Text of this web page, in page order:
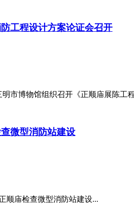
工程设计方案论证会召开
明市博物馆组织召开《正顺庙展陈
微型消防站建设
顺庙检查微型消防站建设...